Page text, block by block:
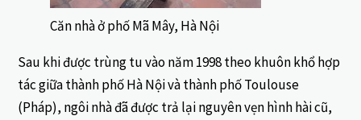
Căn nhà ở phố Mã Mây, Hà Nội
Sau khi được trùng tu vào năm 1998 theo khuôn khổ hợp
tác giữa thành phố Hà Nội và thành phố Toulouse
(Pháp), ngôi nhà đã được trả lại nguyên vẹn hình hài cũ,